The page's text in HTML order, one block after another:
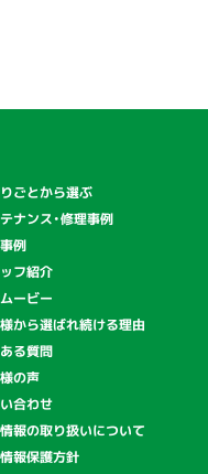
ごとから選ぶ
ナンス・修理事例
例
フ紹介
ービー
から選ばれ続ける理由
る質問
の声
合わせ
報の取り扱いについて
報保護方針